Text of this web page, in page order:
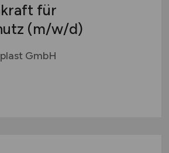
für
(m/w/d)
GmbH